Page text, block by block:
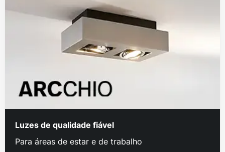
Luzes de qualidade fiável
Para áreas de estar e de trabalho